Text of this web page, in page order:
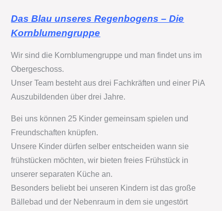
Das Blau unseres Regenbogens – Die
Kornblumengruppe
Wir sind die Kornblumengruppe und man findet uns im
Obergeschoss.
Unser Team besteht aus drei Fachkräften und einer PiA
Auszubildenden über drei Jahre.
Bei uns können 25 Kinder gemeinsam spielen und
Freundschaften knüpfen.
Unsere Kinder dürfen selber entscheiden wann sie
frühstücken möchten, wir bieten freies Frühstück in
unserer separaten Küche an.
Besonders beliebt bei unseren Kindern ist das große
Bällebad und der Nebenraum in dem sie ungestört